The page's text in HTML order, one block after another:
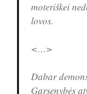
moteriškei
lovos.
<…>
Dabar
Garsenybės